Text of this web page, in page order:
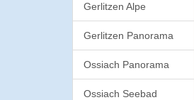
Gerlitzen Alpe
Gerlitzen Panorama
Ossiach Panorama
Ossiach Seebad